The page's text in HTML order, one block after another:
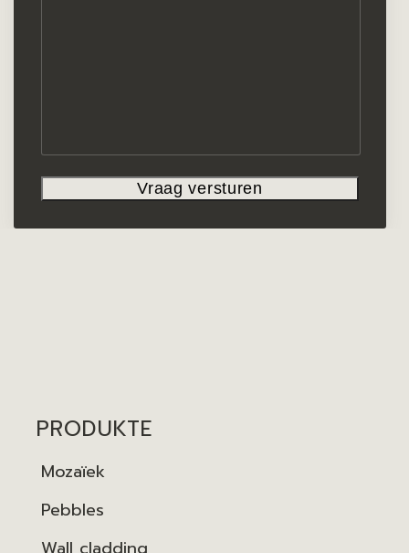
PRODUKTE
Mozaïek
Pebbles